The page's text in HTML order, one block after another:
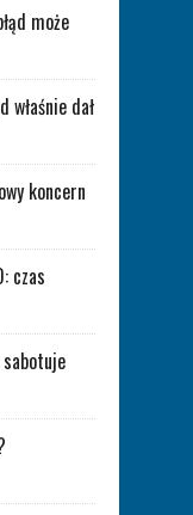
może
właśnie dał
koncern
czas